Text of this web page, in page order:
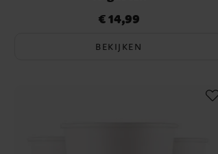
Hello Kitty cupcakes –
Schuimkatjes –
de
Prijs:€ 14,99
€ 14,99
BEKIJKEN